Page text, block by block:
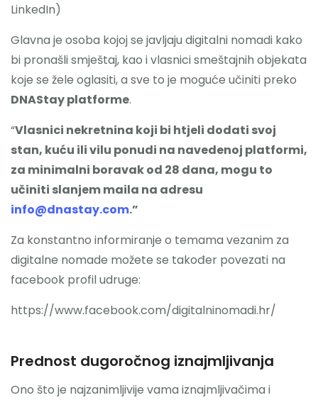
LinkedIn)
Glavna je osoba kojoj se javljaju digitalni nomadi kako
bi pronašli smještaj, kao i vlasnici smeštajnih objekata
koje se žele oglasiti, a sve to je moguće učiniti preko
DNAStay platforme.
“Vlasnici nekretnina koji bi htjeli dodati svoj
stan, kuću ili vilu ponudi na navedenoj platformi,
za minimalni boravak od 28 dana, mogu to
učiniti slanjem maila na adresu
info@dnastay.com.”
Za konstantno informiranje o temama vezanim za
digitalne nomade možete se također povezati na
facebook profil udruge:
https://www.facebook.com/digitalninomadi.hr/
Prednost dugoročnog iznajmljivanja
Ono što je najzanimljivije vama iznajmljivačima i